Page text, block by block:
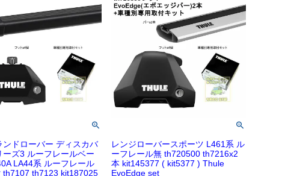
ンドローバー ディスカバ
ーズ3 ルーフレールベー
LA44系 ルーフレール
th7107 th7123 kit187025
レンジローバースポーツ L461系 ル
ーフレール無 th720500 th7216x2
本 kit145377 ( kit5377 ) Thule
EvoEdge set